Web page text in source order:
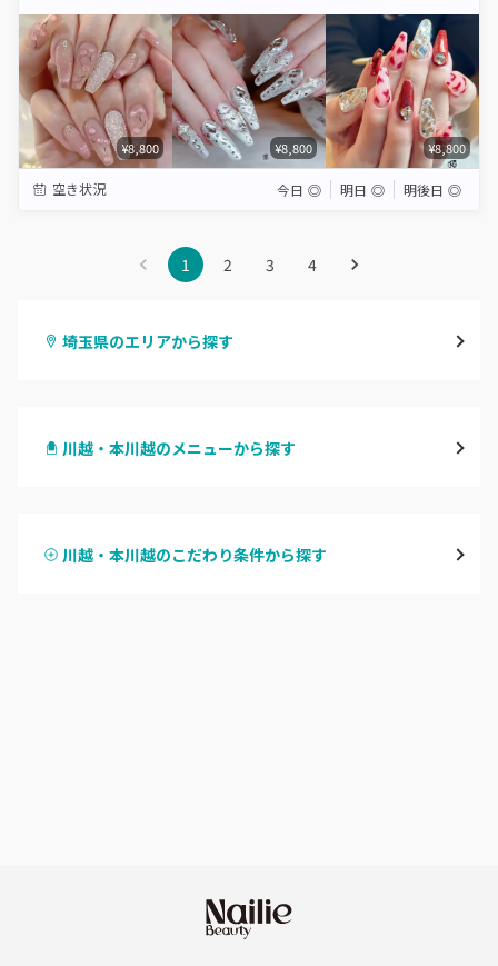
¥8,800 ¥8,800 ¥8,800
空き状況 今日 ◎ 明日 ◎ 明後日 ◎
1 2 3 4
埼玉県のエリアから探す
与野
ふじみ野・鶴瀬・上福岡
川越・本川越のメニューから探す
ハンドスカルプ
川越・本川越のこだわり条件から探す